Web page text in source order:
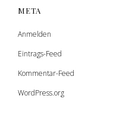
META
Anmelden
Eintrags-Feed
Kommentar-Feed
WordPress.org